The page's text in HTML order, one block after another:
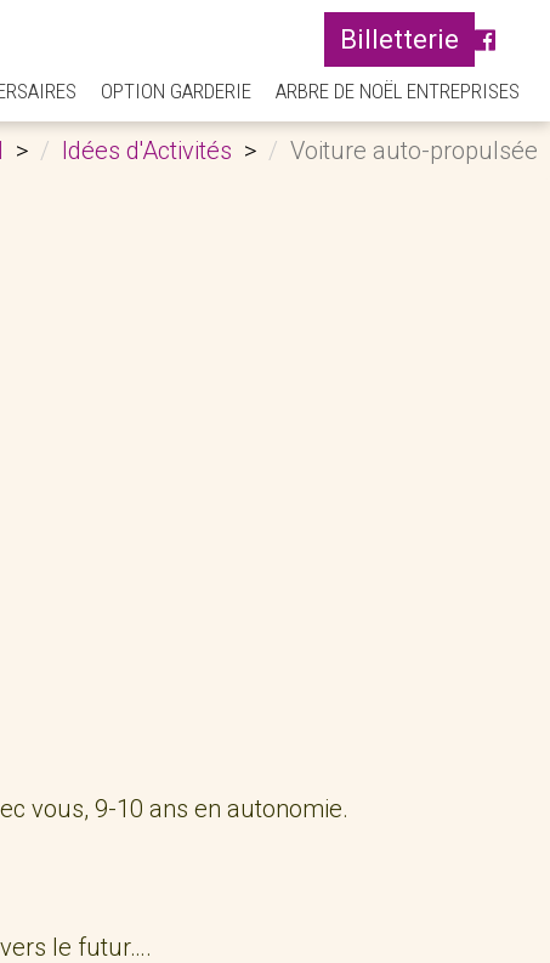
Billetterie
OPTION GARDERIE ARBRE DE NOËL ENTREPRISES
Idées d'Activités Voiture auto-propulsée
vous, 9-10 ans en autonomie.
le futur….